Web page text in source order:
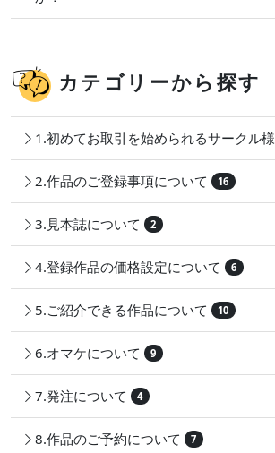
カテゴリーから探す
1.初めてお取引を始められるサークル様
2.作品のご登録事項について 16
3.見本誌について 2
4.登録作品の価格設定について 6
5.ご紹介できる作品について 10
6.オマケについて 9
7.発注について 4
8.作品のご予約について 7